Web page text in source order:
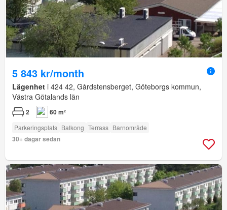
5 843 kr/month
Lägenhet i 424 42, Gårdstensberget, Göteborgs kommun,
Västra Götalands län
2 60 m²
Parkeringsplats Balkong Terrass Barnområde
30+ dagar sedan